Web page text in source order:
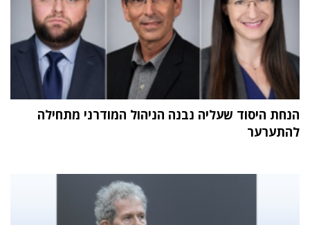
הנחת היסוד שעליה נבנה הניהול המודרני מתחילה
להתערער